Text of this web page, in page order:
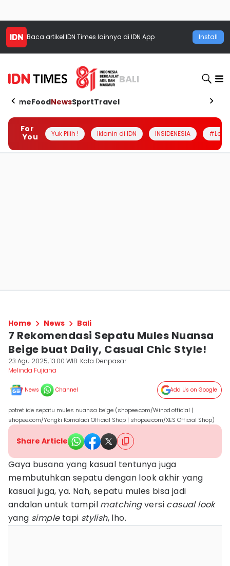
Baca artikel IDN Times lainnya di IDN App Install
BALI
HomeFoodNewsSportTravel
For
You
Yuk Pilih ! Iklanin di IDN INSIDENESIA
Home News Bali
7 Rekomendasi Sepatu Mules Nuansa
Beige buat Daily, Casual Chic Style!
23 Agu 2025, 13:00 WIB Kota Denpasar
Melinda Fujiana
News Channel Add Us on Google
potret ide sepatu mules nuansa beige (shopee.com/Winod.official |
shopee.com/Yongki Komaladi Official Shop | shopee.com/XES Official Shop)
Share Article
Gaya busana yang kasual tentunya juga
membutuhkan sepatu dengan look akhir yang
kasual juga, ya. Nah, sepatu mules bisa jadi
andalan untuk tampil matchingversi casual look
yang simpletapi stylish, lho.